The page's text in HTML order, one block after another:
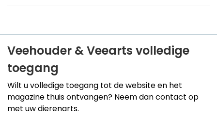
Veehouder & Veearts volledige
toegang
Wilt u volledige toegang tot de website en het
magazine thuis ontvangen? Neem dan contact op
met uw dierenarts.